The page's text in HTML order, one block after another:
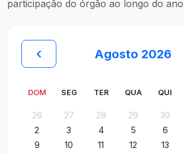
participação do órgão ao longo do ano
Agosto 2026
DOM SEG TER QUA QUI
26 27 28 29 30
2
3 4 5 6
9
10 11 12 13